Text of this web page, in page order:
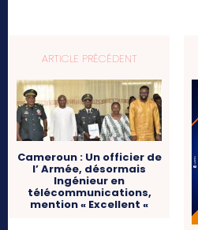
ARTICLE PRÉCÉDENT
Cameroun : Un officier de
l’ Armée, désormais
Ingénieur en
télécommunications,
mention « Excellent «